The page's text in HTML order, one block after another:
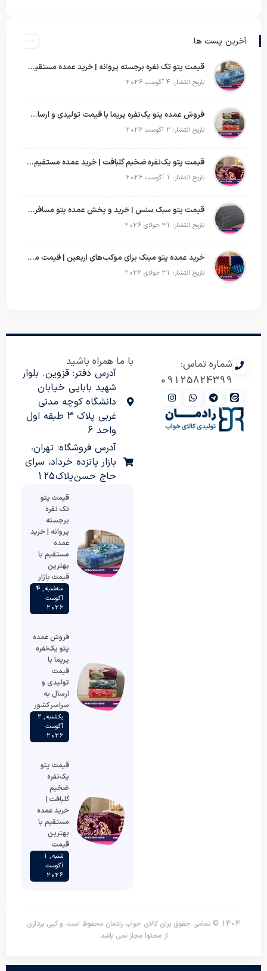
آخرین پست ها
قیمت پتو تک نفره برجسته پروانه | خرید عمده مستقیم با بهترین قیمت بازار
تاریخ انتشار: 4 آگوست 2026
فروش عمده پتو یک‌نفره پریما با قیمت تولیدی و ارسال به سراسر کشور
تاریخ انتشار: 2 آگوست 2026
قیمت پتو یک‌نفره ضخیم گلبافت | خرید عمده مستقیم با بهترین قیمت
تاریخ انتشار: 1 آگوست 2026
قیمت پتو سبک سنس | خرید و پخش عمده پتو مسافرتی Sense
تاریخ انتشار: 31 جولای 2026
خرید عمده پتو مینک برای موکب‌های اربعین | قیمت مناسب و ارسال سریع
تاریخ انتشار: 31 جولای 2026
شماره تماس:
09125824399
با ما همراه باشید
آدرس دفتر: قزوین. بلوار
شهید بابایی خیابان
دانشگاه کوچه مدنی
غربی پلاک 3 طبقه اول
واحد 6
آدرس فروشگاه: تهران،
بازار پانزده خرداد، سرای
حاج حسن پلاک 125
قیمت پتو
تک نفره
برجسته
پروانه | خرید
عمده
مستقیم با
بهترین
قیمت بازار
سه‌شنبه , 4
آگوست
2026
فروش عمده
پتو یک‌نفره
پریما با
قیمت
تولیدی و
ارسال به
سراسر کشور
یکشنبه , 2
آگوست
2026
قیمت پتو
یک‌نفره
ضخیم
گلبافت |
خرید عمده
مستقیم با
بهترین
قیمت
شنبه , 1
آگوست
2026
1404 © تمامی حقوق برای کالای خواب رادمان محفوظ است. و کپی برداری
از محتوا مجاز نمی باشد.